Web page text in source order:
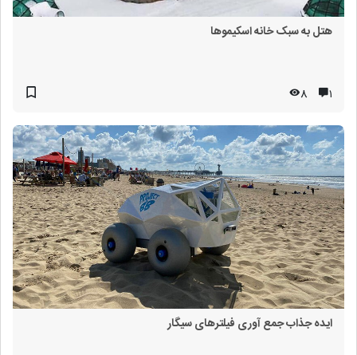
هتل به سبک خانه اسکیموها
۱ 8
ایده جذاب جمع آوری فیلترهای سیگار